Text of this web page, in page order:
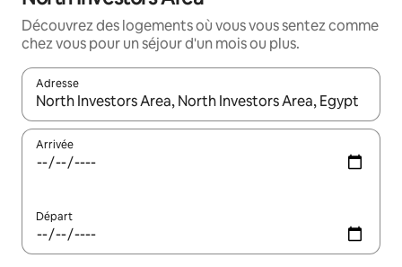
Découvrez des logements où vous vous sentez comme
chez vous pour un séjour d'un mois ou plus.
Adresse
Lorsque les résultats s'affichent, utilisez les flèches vers le
Arrivée
Départ